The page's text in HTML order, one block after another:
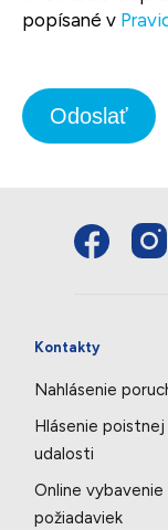
popísané v
Odoslať
Kontakty
Nahlásenie
Hlásenie poistnej
udalosti
Online vybavenie
požiadaviek